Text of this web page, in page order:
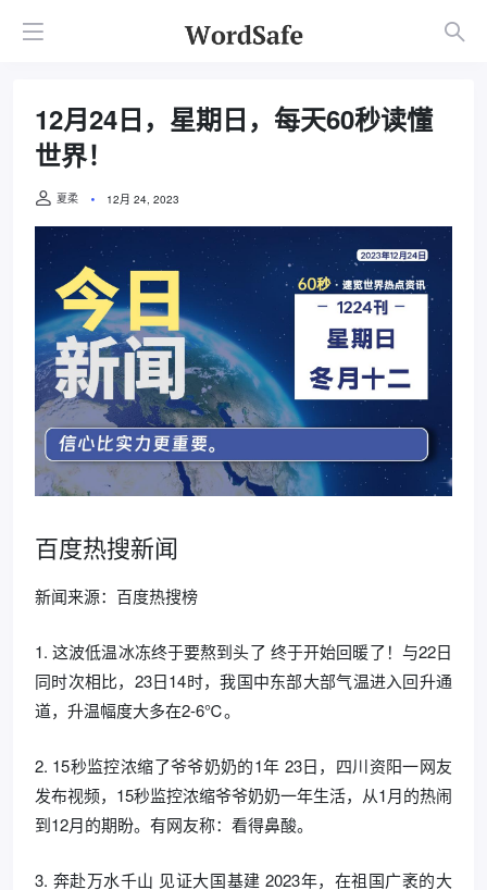
12月24日，星期日，每天60秒读懂
世界！
夏柔 12月 24, 2023
百度热搜新闻
新闻来源：百度热搜榜
1. 这波低温冰冻终于要熬到头了 终于开始回暖了！与22日
同时次相比，23日14时，我国中东部大部气温进入回升通
道，升温幅度大多在2-6℃。
2. 15秒监控浓缩了爷爷奶奶的1年 23日，四川资阳一网友
发布视频，15秒监控浓缩爷爷奶奶一年生活，从1月的热闹
到12月的期盼。有网友称：看得鼻酸。
3. 奔赴万水千山 见证大国基建 2023年，在祖国广袤的大